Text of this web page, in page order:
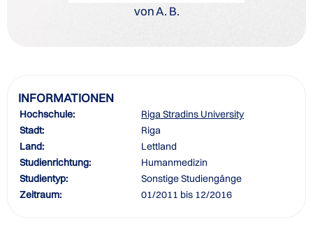
von A. B.
INFORMATIONEN
Hochschule:
Riga Stradins University
Stadt:
Riga
Land:
Lettland
Studienrichtung:
Humanmedizin
Studientyp:
Sonstige Studiengänge
Zeitraum:
01/2011 bis 12/2016